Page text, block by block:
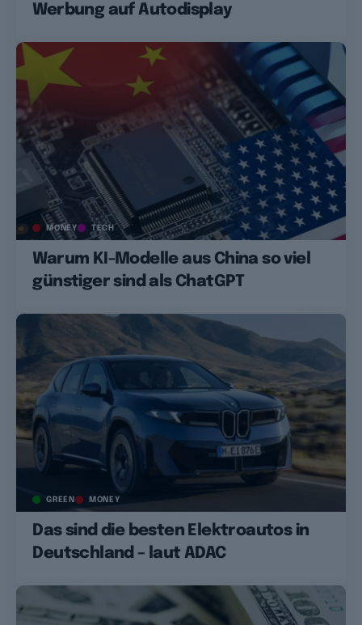
Werbung auf Autodisplay
MONEY TECH
Warum KI-Modelle aus China so viel
günstiger sind als ChatGPT
GREEN MONEY
Das sind die besten Elektroautos in
Deutschland – laut ADAC